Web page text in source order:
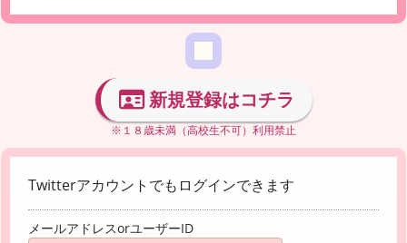
新規登録はコチラ
※１８歳未満（高校生不可）利用禁止
Twitterアカウントでもログインできます
メールアドレスorユーザーID